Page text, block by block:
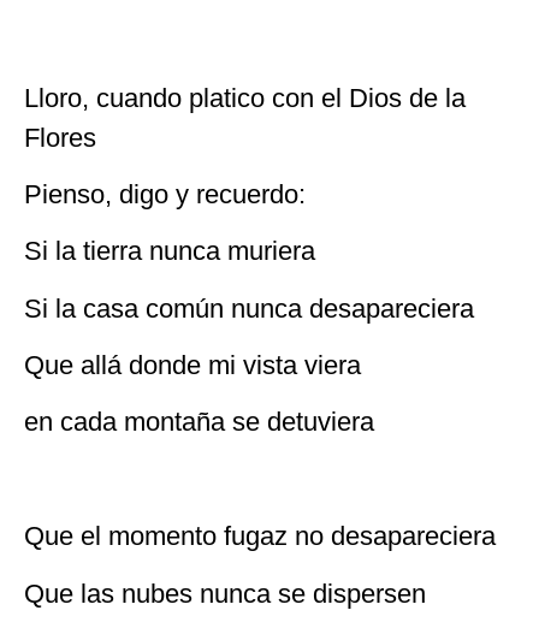
Lloro, cuando platico con el Dios de la
Flores
Pienso, digo y recuerdo:
Si la tierra nunca muriera
Si la casa común nunca desapareciera
Que allá donde mi vista viera
en cada montaña se detuviera
Que el momento fugaz no desapareciera
Que las nubes nunca se dispersen